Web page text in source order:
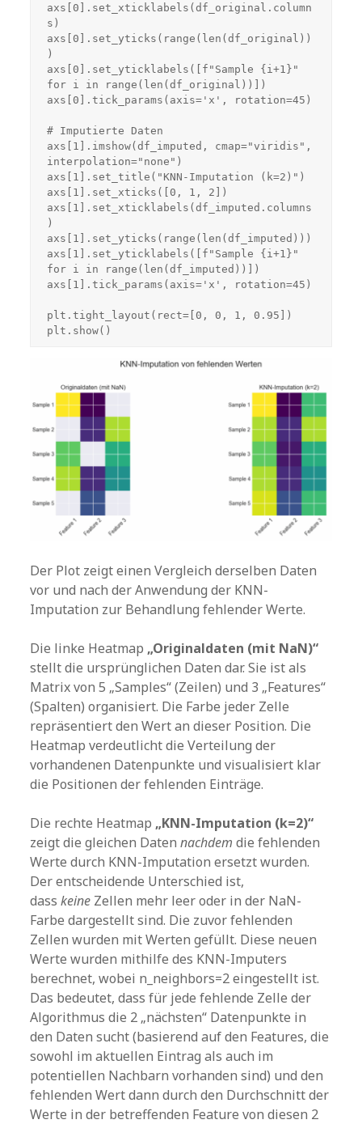
axs[0].set_xticklabels(df_original.column
s)
axs[0].set_yticks(range(len(df_original))
)
axs[0].set_yticklabels([f"Sample {i+1}"
for i in range(len(df_original))])
axs[0].tick_params(axis='x', rotation=45)
# Imputierte Daten
axs[1].imshow(df_imputed, cmap="viridis",
interpolation="none")
axs[1].set_title("KNN-Imputation (k=2)")
axs[1].set_xticks([0, 1, 2])
axs[1].set_xticklabels(df_imputed.columns
)
axs[1].set_yticks(range(len(df_imputed)))
axs[1].set_yticklabels([f"Sample {i+1}"
for i in range(len(df_imputed))])
axs[1].tick_params(axis='x', rotation=45)
plt.tight_layout(rect=[0, 0, 1, 0.95])
plt.show()
Der Plot zeigt einen Vergleich derselben Daten
vor und nach der Anwendung der KNN-
Imputation zur Behandlung fehlender Werte.
Die linke Heatmap „Originaldaten (mit NaN)“
stellt die ursprünglichen Daten dar. Sie ist als
Matrix von 5 „Samples“ (Zeilen) und 3 „Features“
(Spalten) organisiert. Die Farbe jeder Zelle
repräsentiert den Wert an dieser Position. Die
Heatmap verdeutlicht die Verteilung der
vorhandenen Datenpunkte und visualisiert klar
die Positionen der fehlenden Einträge.
Die rechte Heatmap „KNN-Imputation (k=2)“
zeigt die gleichen Datennachdem die fehlenden
Werte durch KNN-Imputation ersetzt wurden.
Der entscheidende Unterschied ist,
dasskeine Zellen mehr leer oder in der NaN-
Farbe dargestellt sind. Die zuvor fehlenden
Zellen wurden mit Werten gefüllt. Diese neuen
Werte wurden mithilfe des KNN-Imputers
berechnet, wobei n_neighbors=2 eingestellt ist.
Das bedeutet, dass für jede fehlende Zelle der
Algorithmus die 2 „nächsten“ Datenpunkte in
den Daten sucht (basierend auf den Features, die
sowohl im aktuellen Eintrag als auch im
potentiellen Nachbarn vorhanden sind) und den
fehlenden Wert dann durch den Durchschnitt der
Werte in der betreffenden Feature von diesen 2